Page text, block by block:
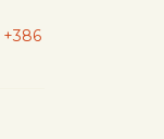
+386